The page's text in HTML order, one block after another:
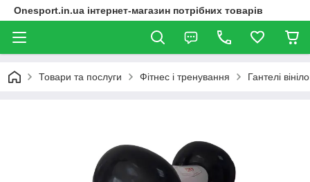
Onesport.in.ua інтернет-магазин потрібних товарів
Товари та послуги Фітнес і тренування Гантелі